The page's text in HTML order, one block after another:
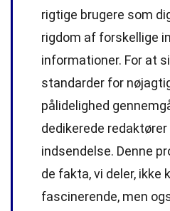
rigtige brugere som
rigdom af forskellige
informationer. For at
standarder for
pålidelighed
dedikerede redaktører
indsendelse. Denne
de fakta, vi deler, ikke
fascinerende, men